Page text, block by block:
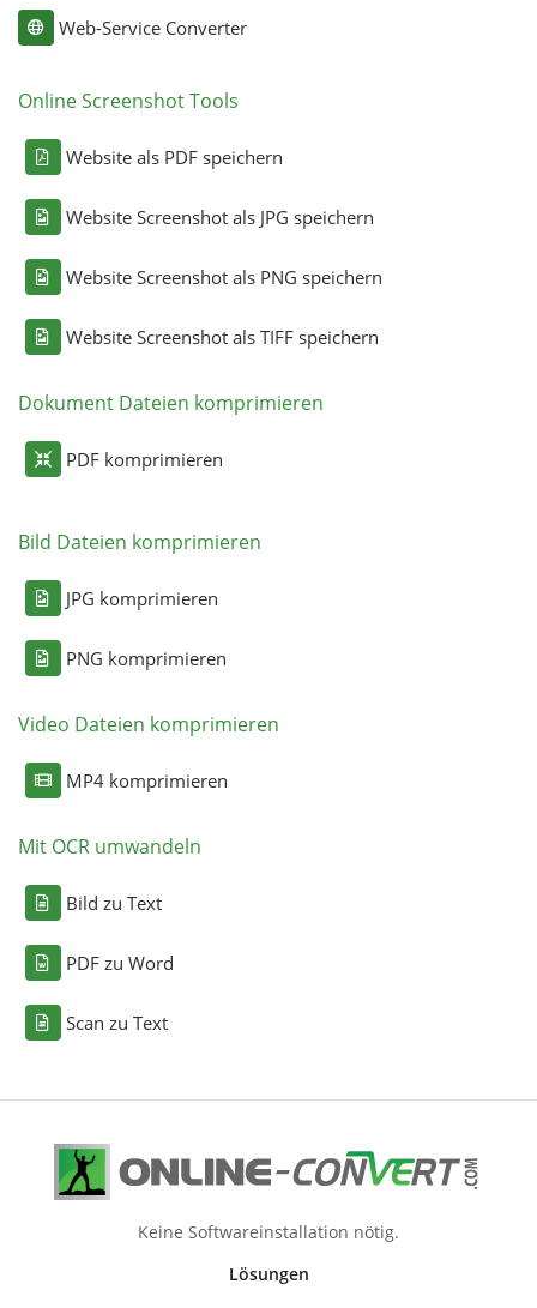
Web-Service Converter
Online Screenshot Tools
Website als PDF speichern
Website Screenshot als JPG speichern
Website Screenshot als PNG speichern
Website Screenshot als TIFF speichern
Dokument Dateien komprimieren
PDF komprimieren
Bild Dateien komprimieren
JPG komprimieren
PNG komprimieren
Video Dateien komprimieren
MP4 komprimieren
Mit OCR umwandeln
Bild zu Text
PDF zu Word
Scan zu Text
Keine Softwareinstallation nötig.
Lösungen